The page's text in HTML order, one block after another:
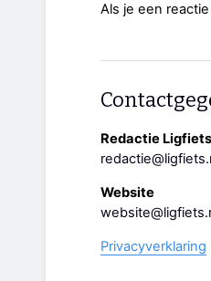
Als je een
Redactie
Website
Privacyverklaring